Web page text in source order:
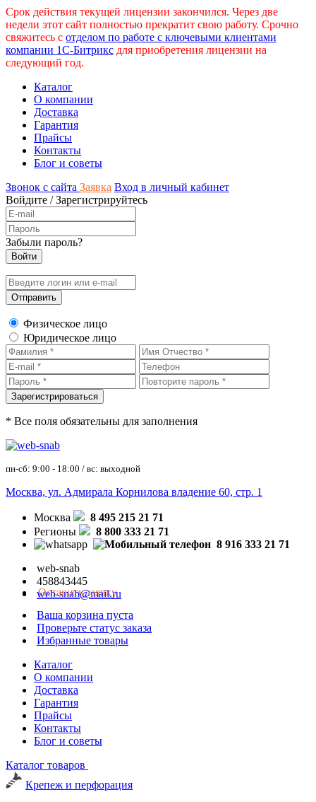
Срок действия текущей лицензии закончился. Через две
недели этот сайт полностью прекратит свою работу. Срочно
свяжитесь с отделом по работе с ключевыми клиентами
компании 1С-Битрикс для приобретения лицензии на
следующий год.
Каталог
О компании
Доставка
Гарантия
Прайсы
Контакты
Блог и советы
Звонок с сайта Заявка Вход в личный кабинет
Войдите /Зарегистрируйтесь
Забыли пароль?
Физическое лицо
Юридическое лицо
* Все поля обязательны для заполнения
пн-сб: 9:00 - 18:00 / вс: выходной
Москва, ул. Адмирала Корнилова владение 60, стр. 1
Москва
8 495 215 21 71
Регионы
8 800 333 21 71
8 916 333 21 71
web-snab
458843445
web-snab@mail.ru
Оставить заявку
Ваша корзина пуста
Проверьте статус заказа
Избранные товары
Каталог
О компании
Доставка
Гарантия
Прайсы
Контакты
Блог и советы
Каталог товаров
Крепеж и перфорация